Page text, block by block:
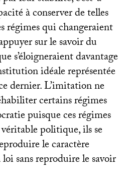
à conserver de telles
régimes qui changeraient
sur le savoir du
s’éloigneraient davantage
idéale représentée
dernier. L’imitation ne
certains régimes
puisque ces régimes
politique, ils se
le caractère
sans reproduire le savoir